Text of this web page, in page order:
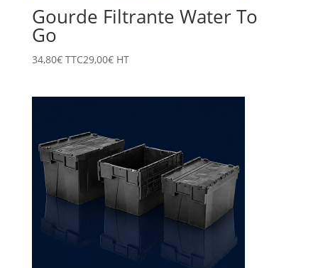
Gourde Filtrante Water To
Go
34,80€TTC29,00€HT